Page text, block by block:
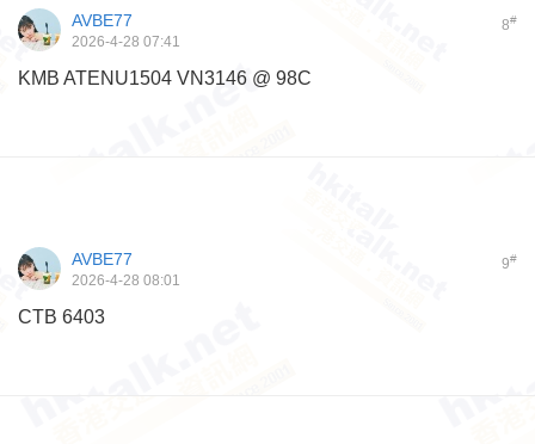
8#
AVBE77
2026-4-28 07:41
KMB ATENU1504 VN3146 @ 98C
9#
AVBE77
2026-4-28 08:01
CTB 6403